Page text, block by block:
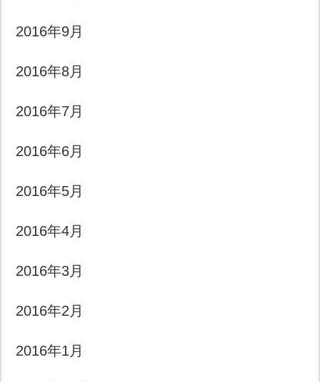
2016年9月
2016年8月
2016年7月
2016年6月
2016年5月
2016年4月
2016年3月
2016年2月
2016年1月